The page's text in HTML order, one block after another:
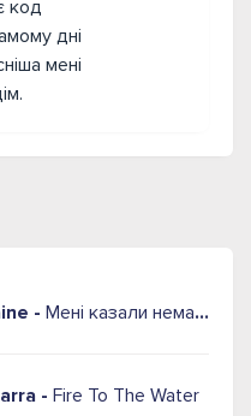
код
дні
мені
- Мені казали нема кохання
- Fire To The Water